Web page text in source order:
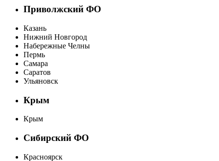
Приволжский ФО
Казань
Нижний Новгород
Набережные Челны
Пермь
Самара
Саратов
Ульяновск
Крым
Крым
Сибирский ФО
Красноярск